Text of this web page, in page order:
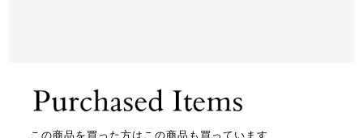
この商品を買った方はこの商品も買っています